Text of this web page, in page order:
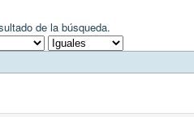
de la búsqueda.